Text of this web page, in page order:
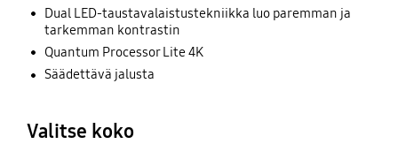
Dual LED-taustavalaistustekniikka luo paremman ja
tarkemman kontrastin
Quantum Processor Lite 4K
Säädettävä jalusta
Valitse koko